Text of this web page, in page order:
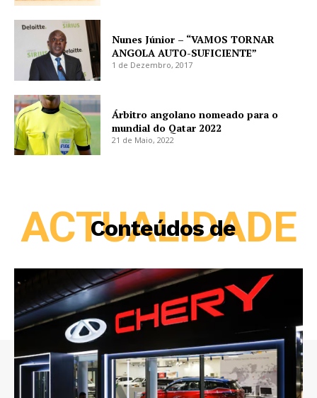
Nunes Júnior – “VAMOS TORNAR
ANGOLA AUTO-SUFICIENTE”
1 de Dezembro, 2017
Árbitro angolano nomeado para o
mundial do Qatar 2022
21 de Maio, 2022
Conteúdos de
ACTUALIDADE